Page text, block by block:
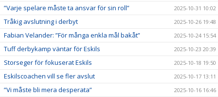
”Varje spelare måste ta ansvar för sin roll” 2025-10-31 10:02
Tråkig avslutning i derbyt 2025-10-26 19:48
Fabian Velander: ”För många enkla mål bakåt” 2025-10-24 15:54
Tuff derbykamp väntar för Eskils 2025-10-23 20:39
Storseger för fokuserat Eskils 2025-10-18 19:50
Eskilscoachen vill se fler avslut 2025-10-17 13:11
”Vi måste bli mera desperata” 2025-10-16 16:46